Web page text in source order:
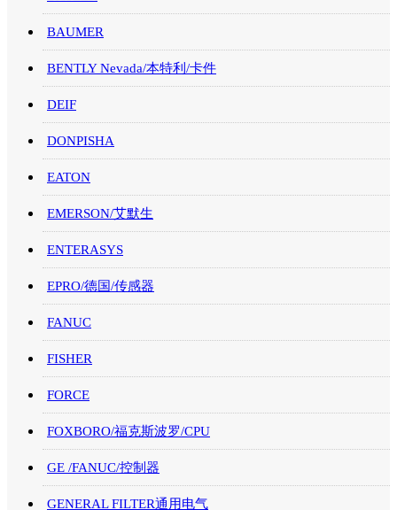
BAUMER
BENTLY Nevada/本特利/卡件
DEIF
DONPISHA
EATON
EMERSON/艾默生
ENTERASYS
EPRO/德国/传感器
FANUC
FISHER
FORCE
FOXBORO/福克斯波罗/CPU
GE /FANUC/控制器
GENERAL FILTER通用电气